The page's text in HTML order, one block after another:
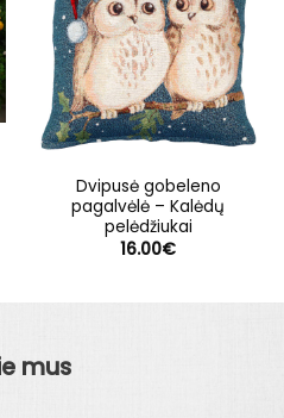
Dvipusė gobeleno
pagalvėlė – Kalėdų
pelėdžiukai
16.00€
mus